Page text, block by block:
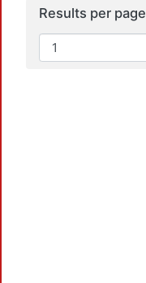
Results per page